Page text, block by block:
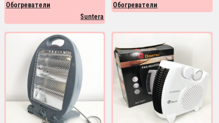
Обогреватели
Suntera
Обогреватели